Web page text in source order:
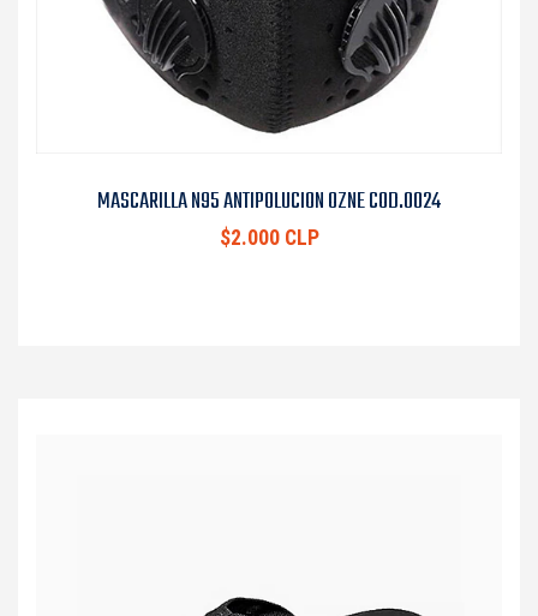
MASCARILLA N95 ANTIPOLUCION OZNE COD.0024
$2.000 CLP